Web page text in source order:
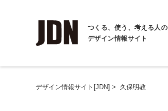
つくる、使う、考える人の
デザイン情報サイト
デザイン情報サイト[JDN] > 久保明教